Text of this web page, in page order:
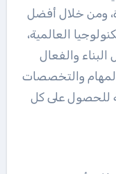
ومن خلال أفضل
العالمية،
والفعال
والتخصصات
للحصول على كل